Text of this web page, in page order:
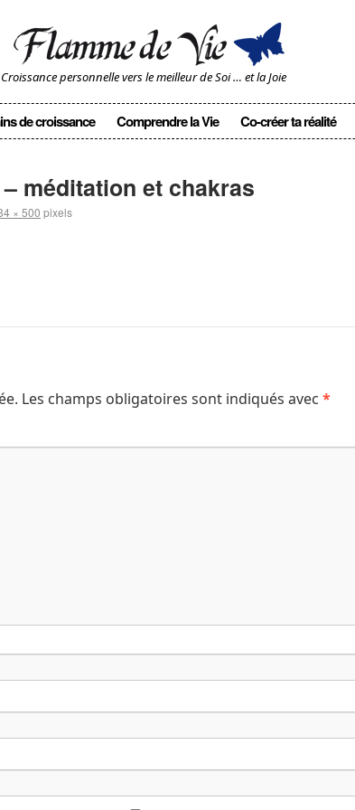
Croissance personnelle vers le meilleur de Soi … et la Joie
de croissance Comprendre la Vie Co-créer ta réalité
méditation et chakras
× 500 pixels
Les champs obligatoires sont indiqués avec *